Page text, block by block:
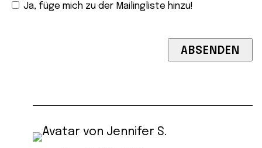
Ja, füge mich zu der Mailingliste hinzu!